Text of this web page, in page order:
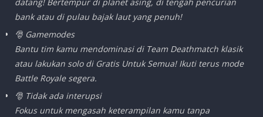
datang! Bertempur di planet asing, di tengah pencurian
bank atau di pulau bajak laut yang penuh!
🎅 Gamemodes
Bantu tim kamu mendominasi di Team Deathmatch klasik
atau lakukan solo di Gratis Untuk Semua! Ikuti terus mode
Battle Royale segera.
🎅 Tidak ada interupsi
Fokus untuk mengasah keterampilan kamu tanpa